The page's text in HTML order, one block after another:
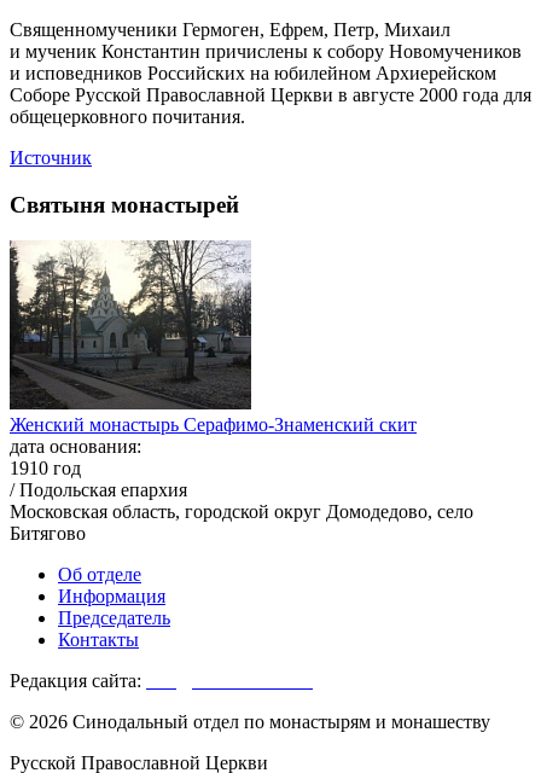
Священномученики Гермоген, Ефрем, Петр, Михаил
и мученик Константин причислены к собору Новомучеников
и исповедников Российских на юбилейном Архиерейском
Соборе Русской Православной Церкви в августе 2000 года для
общецерковного почитания.
Источник
Святыня монастырей
Женский монастырь Серафимо-Знаменский скит
дата основания:
1910 год
/ Подольская епархия
Московская область, городской округ Домодедово, село
Битягово
Об отделе
Информация
Председатель
Контакты
Редакция сайта:
© 2026 Синодальный отдел по монастырям и монашеству
Русской Православной Церкви